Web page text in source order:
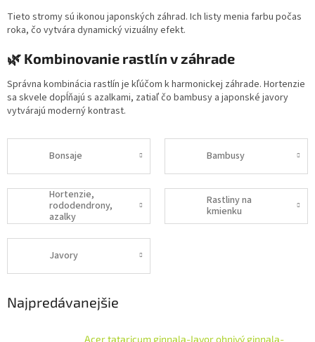
Tieto stromy sú ikonou japonských záhrad. Ich listy menia farbu počas
roka, čo vytvára dynamický vizuálny efekt.
🌿 Kombinovanie rastlín v záhrade
Správna kombinácia rastlín je kľúčom k harmonickej záhrade. Hortenzie
sa skvele dopĺňajú s azalkami, zatiaľ čo bambusy a japonské javory
vytvárajú moderný kontrast.
Bonsaje Bambusy
Hortenzie,
rododendrony,
azalky
Rastliny na
kmienku
Javory
Najpredávanejšie
Acer tataricum ginnala-Javor ohnivý ginnala-